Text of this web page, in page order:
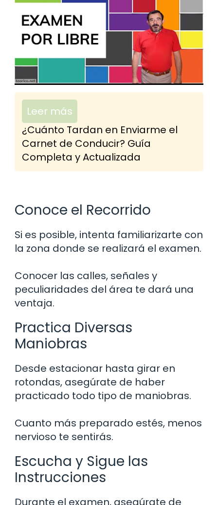
Leer más
¿Cuánto Tardan en Enviarme el
Carnet de Conducir? Guía
Completa y Actualizada
Conoce el Recorrido
Si es posible, intenta familiarizarte con
la zona donde se realizará el examen.
Conocer las calles, señales y
peculiaridades del área te dará una
ventaja.
Practica Diversas
Maniobras
Desde estacionar hasta girar en
rotondas, asegúrate de haber
practicado todo tipo de maniobras.
Cuanto más preparado estés, menos
nervioso te sentirás.
Escucha y Sigue las
Instrucciones
Durante el examen, asegúrate de